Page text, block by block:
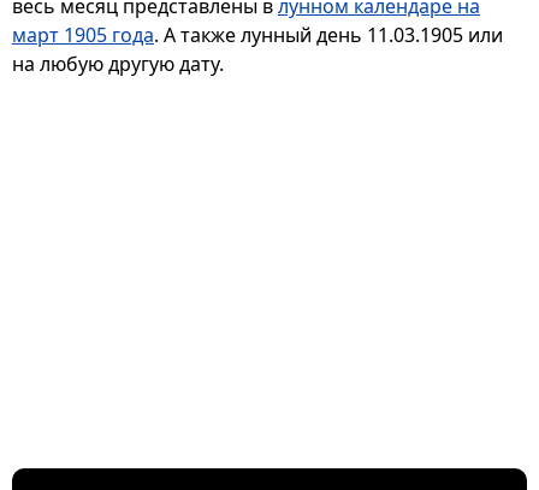
весь месяц представлены влунном календаре на
март 1905 года. А также лунный день 11.03.1905 или
на любую другую дату.